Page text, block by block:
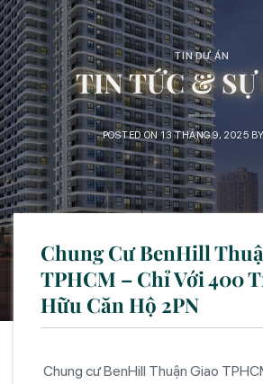
TIN DỰ ÁN
TIN TỨC &
POSTED ON 13 THÁNG 9, 2025 BY
Chung Cư BenHill
TPHCM – Chỉ Với 400
Hữu Căn Hộ 2PN
Chung cưBenHill Thuận Giao